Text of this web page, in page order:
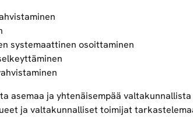
systemaattinen osoittaminen
asemaa ja yhtenäisempää
ja valtakunnalliset toimijat